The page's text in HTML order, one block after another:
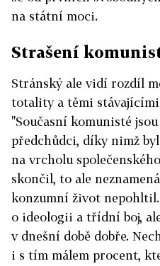
na státní moci.
Strašení
Stránský ale vidí rozdíl
totality a těmi
"Současní komunisté
předchůdci, díky nimž
na vrcholu
skončil, to ale
konzumní život
o ideologii a třídní boj,
v dnešní době dobře.
i s tím málem procent,